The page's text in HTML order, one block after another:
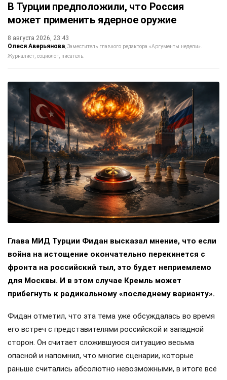
В Турции предположили, что Россия
может применить ядерное оружие
8 августа 2026, 23:43
Олеся Аверьянова Заместитель главного редактора «Аргументы недели».
Журналист, социолог, писатель.
Глава МИД Турции Фидан высказал мнение, что если
война на истощение окончательно перекинется с
фронта на российский тыл, это будет неприемлемо
для Москвы. И в этом случае Кремль может
прибегнуть к радикальному «последнему варианту».
Фидан отметил, что эта тема уже обсуждалась во время
его встреч с представителями российской и западной
сторон. Он считает сложившуюся ситуацию весьма
опасной и напомнил, что многие сценарии, которые
раньше считались абсолютно невозможными, в итоге всё